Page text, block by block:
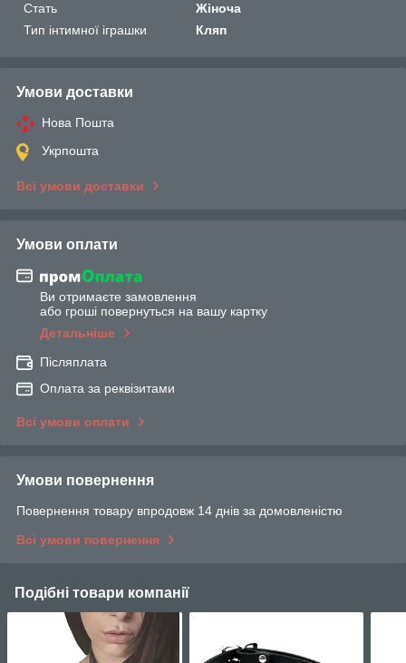
Стать
Жіноча
Тип інтимної іграшки
Кляп
Умови доставки
Нова Пошта
Укрпошта
Всі умови доставки
Умови оплати
Ви отримаєте замовлення
або гроші повернуться на вашу картку
Детальніше
Післяплата
Оплата за реквізитами
Всі умови оплати
Умови повернення
Повернення товару впродовж 14 днів за домовленістю
Всі умови повернення
Подібні товари компанії